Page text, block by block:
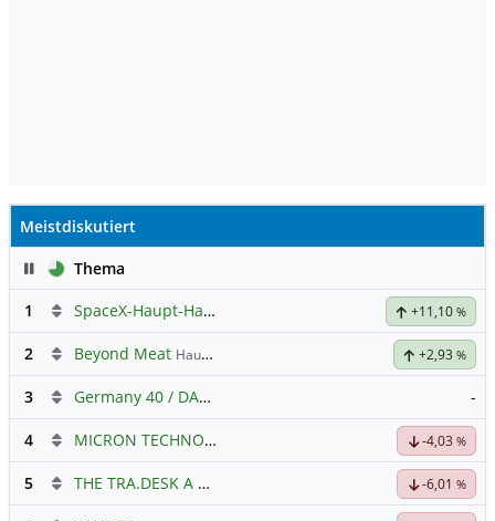
Meistdiskutiert
PauseThema
1
SpaceX-Haupt-Hauptforum +11,10 %
2 Beyond Meat Hauptdiskussion +2,93 %
3 Germany 40 / DAX Prognose -
4 MICRON TECHNOLOGY -4,03 %
5 THE TRA.DESK A DL-,000001 -6,01 %